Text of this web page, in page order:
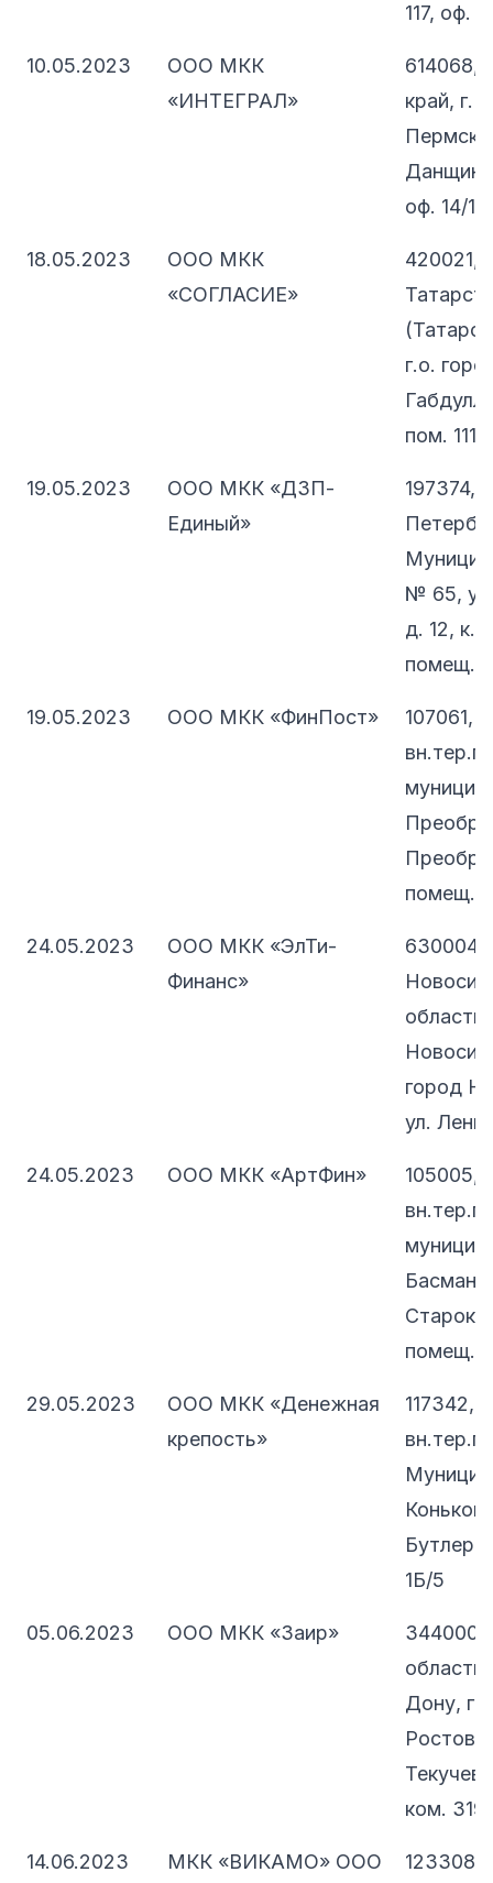
117, оф.
10.05.2023
ООО МКК
«ИНТЕГРАЛ»
614068,
край, г.
оф. 14/1
18.05.2023
ООО МКК
«СОГЛАСИЕ»
420021,
г.о.
пом. 1117
19.05.2023
ООО МКК «ДЗП-
Единый»
197374,
№ 65,
д. 12, к.
помещ.
19.05.2023 ООО МКК «ФинПост»
107061,
вн.тер.г.
помещ.
24.05.2023
ООО МКК «ЭлТи-
Финанс»
630004,
область,
город
ул.
24.05.2023 ООО МКК «АртФин»
105005,
вн.тер.г.
помещ.
29.05.2023
ООО МКК «Денежная
крепость»
117342,
вн.тер.г.
1Б/5
05.06.2023 ООО МКК «Заир»
344000,
Дону,
Ростов-
ком. 319
14.06.2023 МКК «ВИКАМО» ООО
123308,